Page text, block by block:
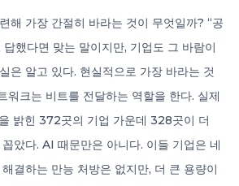
International –
professional
해 가장 간절히 바라는 것이 무엇일까? “공
했다면 맞는 말이지만, 기업도 그 바람이
은 알고 있다. 현실적으로 가장 바라는 것
워크는 비트를 전달하는 역할을 한다. 실제
밝힌 372곳의 기업 가운데 328곳이 더
았다. AI 때문만은 아니다. 이들 기업은 네
결하는 만능 처방은 없지만, 더 큰 용량이